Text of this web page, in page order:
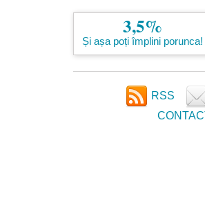
3,5%
Și așa poți împlini porunca!
RSS